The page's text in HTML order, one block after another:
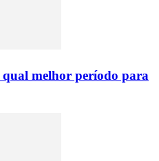
melhor período para